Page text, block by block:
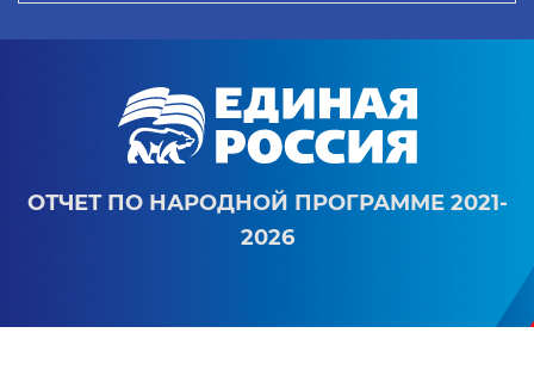
ОТЧЕТ ПО НАРОДНОЙ ПРОГРАММЕ 2021-
2026